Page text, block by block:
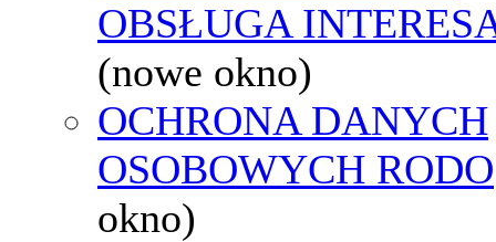
OBSŁUGA
(nowe okno)
OCHRONA DANYCH
OSOBOWYCH RODO
okno)